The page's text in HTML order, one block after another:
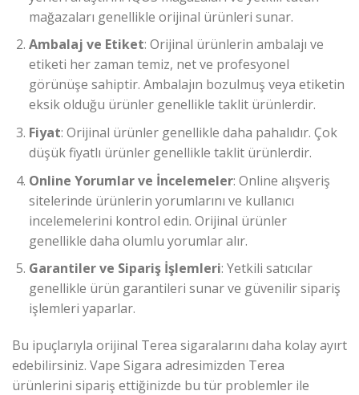
mağazaları genellikle orijinal ürünleri sunar.
Ambalaj ve Etiket: Orijinal ürünlerin ambalajı ve
etiketi her zaman temiz, net ve profesyonel
görünüşe sahiptir. Ambalajın bozulmuş veya etiketin
eksik olduğu ürünler genellikle taklit ürünlerdir.
Fiyat: Orijinal ürünler genellikle daha pahalıdır. Çok
düşük fiyatlı ürünler genellikle taklit ürünlerdir.
Online Yorumlar ve İncelemeler: Online alışveriş
sitelerinde ürünlerin yorumlarını ve kullanıcı
incelemelerini kontrol edin. Orijinal ürünler
genellikle daha olumlu yorumlar alır.
Garantiler ve Sipariş İşlemleri: Yetkili satıcılar
genellikle ürün garantileri sunar ve güvenilir sipariş
işlemleri yaparlar.
Bu ipuçlarıyla orijinal Terea sigaralarını daha kolay ayırt
edebilirsiniz. Vape Sigara adresimizden Terea
ürünlerini sipariş ettiğinizde bu tür problemler ile